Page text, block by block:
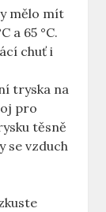
mělo mít
a 65 °C.
chuť i
tryska​ na⁢
pro
těsně
se vzduch